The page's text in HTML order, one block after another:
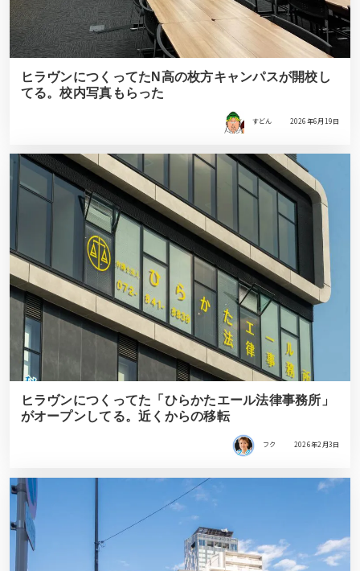
ヒラヴンにつくってたN高の枚方キャンパスが開校し
てる。校内写真もらった
すどん 2026年6月19日
ヒラヴンにつくってた「ひらかたエール法律事務所」
がオープンしてる。近くからの移転
フク 2026年2月3日